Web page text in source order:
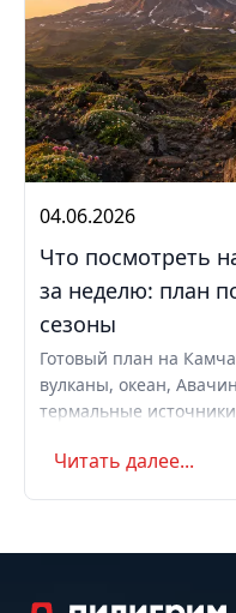
04.06.2026
Что посмотреть
за неделю: план
сезоны
Готовый план на
вулканы, океан,
термальные
самостоятельно или с
Читать далее...